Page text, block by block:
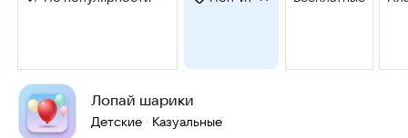
Лопай шарики
Детские · Казуальные